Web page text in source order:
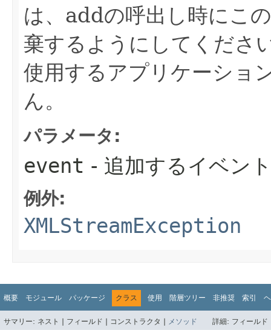
は、addの呼出し時にこ
棄するようにしてくださ
使用するアプリケーショ
ん。
パラメータ:
event - 追加するイベン
例外:
XMLStreamException
概要 モジュール パッケージ クラス 使用 階層ツリー 非推奨 索引
サマリー: ネスト | フィールド | コンストラクタ | メソッド 詳細: フィール